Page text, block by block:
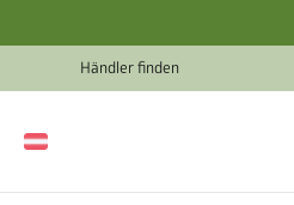
Händler finden